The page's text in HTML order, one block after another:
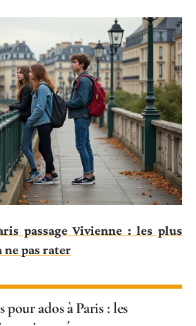
passage Vivienne : les plus
ne pas rater
ados à Paris : les